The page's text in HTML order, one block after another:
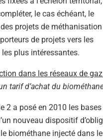
le cas échéant, le
projets de
de projets vers les
plus intéressantes.
dans les réseaux de
tarif d’achat du
2 a posé en 2010 les bases
nouveau dispositif
biométhane injecté dans